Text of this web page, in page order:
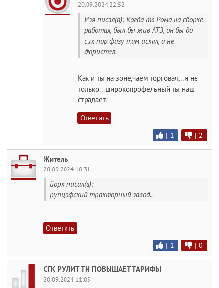
20.09.2024 22:52
Изя писал(а): Когда то Рома на сборке
работал, был бы жив АТЗ, он бы до
сих пор фазу там искал, а не
дюристел.
Как и ты на зоне,чаем торговал,..и не
только...широкопрофельный ты наш
страдает.
Ответить
| 1 | 2
Житель
20.09.2024 10:31
йорк писал(а):
рупцофский тракторный завод...
Ответить
| 1 | 0
СГК РУЛИТ ТИ ПОВЫШАЕТ ТАРИФЫ
20.09.2024 11:05